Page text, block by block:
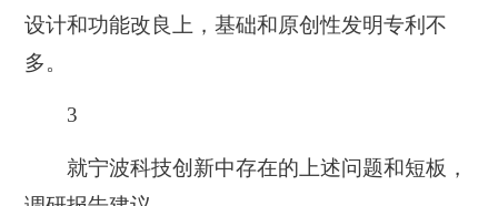
设计和功能改良上，基础和原创性发明专利不
多。
3
就宁波科技创新中存在的上述问题和短板，